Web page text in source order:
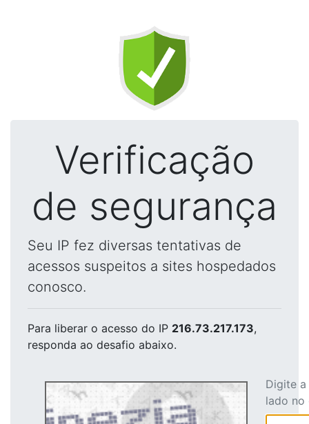
Verificação
de segurança
Seu IP fez diversas tentativas de
acessos suspeitos a sites hospedados
conosco.
Para liberar o acesso do IP 216.73.217.173,
responda ao desafio abaixo.
Digite
lado no